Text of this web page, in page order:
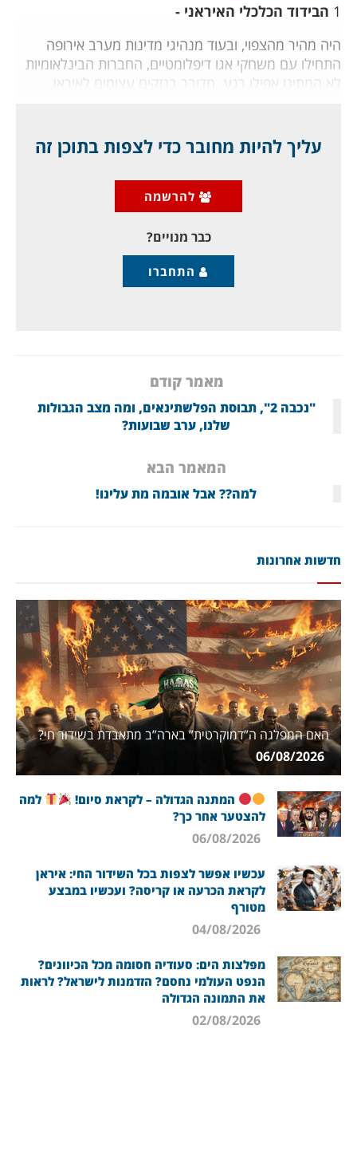
1 הבידוד הכלכלי האיראני -
היה מהיר מהצפוי, ובעוד מנהיגי מדינות מערב אירופה
התחילו עם משחקי אגו דיפלומטיים, החברות הבינלאומיות
לא המתינו אפילו רגע. מדובר בנזקים עצומים לאיראן,
בקשרים עם איראן, ותוותר בכך על ארצות הברית. מימשל
טראמפ עוד היה נדיב עם החברות הבינלאומיות, וקבע שהן
צריכות לנתק כל קשר עם האיראנים תוך שלושה חודשים,
ובמקרים מסוימים תוך חצי שנה.
עליך להיות מחובר כדי לצפות בתוכן זה
להרשמה
כבר מנויים?
התחברו
מאמר קודם
"נכבה 2", תבוסת הפלשתינאים, ומה מצב הגבולות
שלנו, ערב שבועות?
המאמר הבא
למה?? אבל אובמה מת עלינו!
חדשות אחרונות
האם המפלגה ה”דמוקרטית” בארה”ב מתאבדת בשידור חי?
06/08/2026
המתנה הגדולה – לקראת סיום!
למה
להצטער אחר כך?
עכשיו אפשר לצפות בכל השידור החי: איראן
לקראת הכרעה או קריסה? ועכשיו במבצע
מטורף
מפלצות הים: סעודיה חסומה מכל הכיוונים?
הנפט העולמי נחסם? הזדמנות לישראל? לראות
את התמונה הגדולה